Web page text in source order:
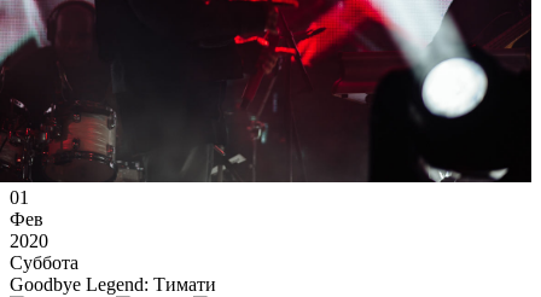
01
Фев
2020
Суббота
Goodbye Legend: Тимати